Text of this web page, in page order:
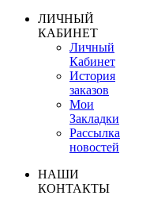
ЛИЧНЫЙ
КАБИНЕТ
Личный
Кабинет
История
заказов
Мои
Закладки
Рассылка
новостей
НАШИ
КОНТАКТЫ